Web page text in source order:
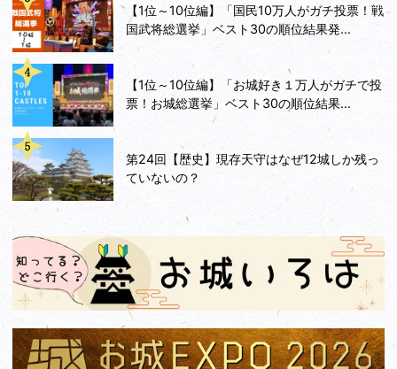
【1位～10位編】「国民10万人がガチ投票！戦
国武将総選挙」ベスト30の順位結果発...
【1位～10位編】「お城好き１万人がガチで投
票！お城総選挙」ベスト30の順位結果...
第24回【歴史】現存天守はなぜ12城しか残っ
ていないの？